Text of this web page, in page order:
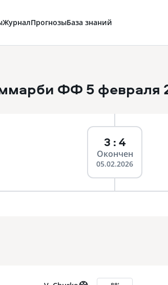
ЖурналПрогнозыБаза знаний
ФФ 5 февраля
3 : 4
Окончен
05.02.2026